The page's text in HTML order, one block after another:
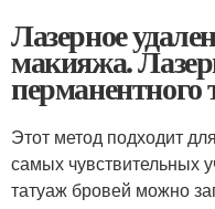
Лазерное
макияжа.
перманентного
Этот метод подходит
самых чувствительных
татуаж бровей можно